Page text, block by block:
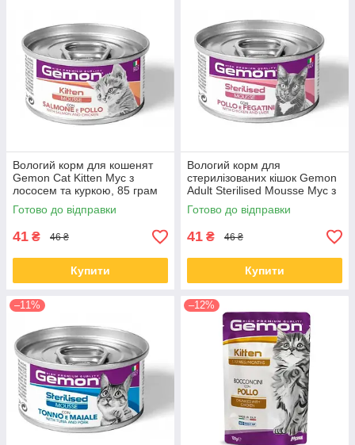
Вологий корм для кошенят
Gemon Cat Kitten Мус з
лососем та куркою, 85 грам
Готово до відправки
41 ₴ 46 ₴
Купити
Вологий корм для
стерилізованих кішок Gemon
Adult Sterilised Mousse Мус з
куркою та печінкою, 85 гр
Готово до відправки
41 ₴ 46 ₴
Купити
–11% –12%